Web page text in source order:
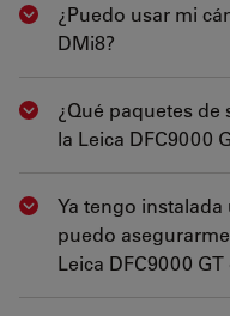
Show answer
¿Puedo usar mi
DMi8?
Show answer
¿Qué paquetes
la Leica DFC9000
Show answer
Ya tengo
puedo
Leica DFC9000